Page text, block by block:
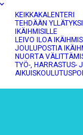
KEIKKAKALENTERI
TEHDÄÄN
IKÄIHMISILLE
LEIVO ILOA
JOULUPOSTIA
NUORTA
TYÖ-, HARRASTUS-